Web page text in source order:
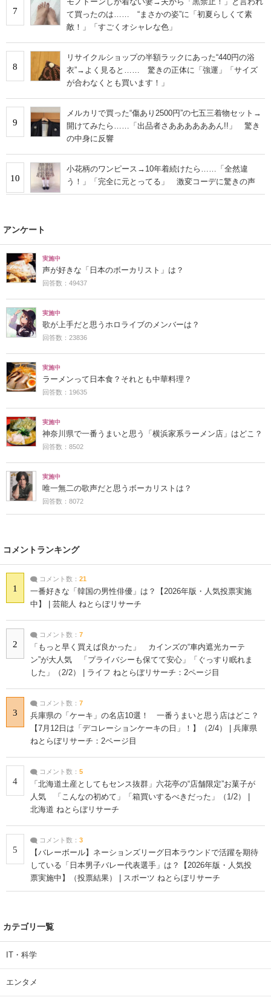
7
て買ったのは…… “まさかの姿”に「初夏らしくて素
敵！」「すごくオシャレな色」
8
リサイクルショップの半額ラックにあった“440円の浴
衣”→よく見ると…… 驚きの正体に「強運」「サイズ
が合わなくとも買います！」
9
メルカリで買った“傷あり2500円”の七五三着物セット→
開けてみたら……「出品者さああああああん!!」 驚き
の中身に反響
10
小花柄のワンピース→10年着続けたら……「全然違
う！」「完全に元とってる」 激変コーデに驚きの声
アンケート
実施中
声が好きな「日本のボーカリスト」は？
回答数：49437
実施中
歌が上手だと思うホロライブのメンバーは？
回答数：23836
実施中
ラーメンって日本食？それとも中華料理？
回答数：19635
実施中
神奈川県で一番うまいと思う「横浜家系ラーメン店」はどこ？
回答数：8502
実施中
唯一無二の歌声だと思うボーカリストは？
回答数：8072
コメントランキング
1
コメント数： 21
一番好きな「韓国の男性俳優」は？【2026年版・人気投票実施
中】 | 芸能人 ねとらぼリサーチ
2
コメント数： 7
「もっと早く買えば良かった」 カインズの“車内遮光カーテ
ン”が大人気 「プライバシーも保てて安心」「ぐっすり眠れま
した」（2/2） | ライフ ねとらぼリサーチ：2ページ目
3
コメント数： 7
兵庫県の「ケーキ」の名店10選！ 一番うまいと思う店はどこ？
【7月12日は「デコレーションケーキの日」！】（2/4） | 兵庫県
ねとらぼリサーチ：2ページ目
4
コメント数： 5
「北海道土産としてもセンス抜群」六花亭の“店舗限定”お菓子が
人気 「こんなの初めて」「箱買いするべきだった」（1/2） |
北海道 ねとらぼリサーチ
5
コメント数： 3
【バレーボール】ネーションズリーグ日本ラウンドで活躍を期待
している「日本男子バレー代表選手」は？【2026年版・人気投
票実施中】（投票結果） | スポーツ ねとらぼリサーチ
カテゴリ一覧
IT・科学
エンタメ